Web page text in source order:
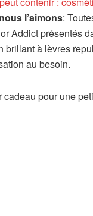
l’aimons:
Addict présentés
brillant à lèvres
au besoin.
cadeau pour une